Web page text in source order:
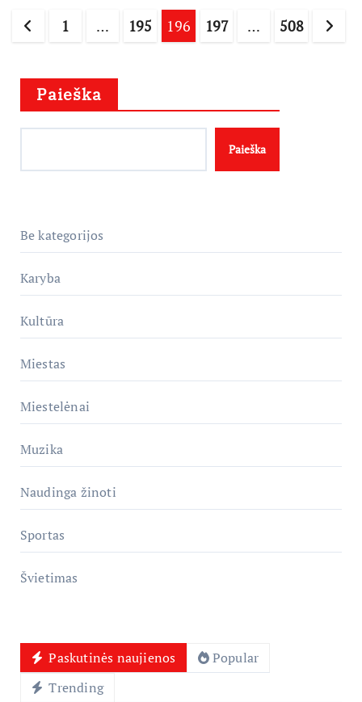
Įrašų
1 … 195 196 197 … 508
Paieška
Paieška
Be kategorijos
Karyba
Kultūra
Miestas
Miestelėnai
Muzika
Naudinga žinoti
Sportas
Švietimas
Paskutinės naujienos
Popular
Trending